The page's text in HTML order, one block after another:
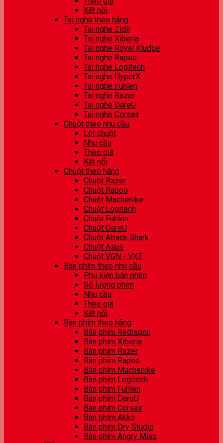
Kết nối
Tai nghe theo hãng
Tai nghe Zidli
Tai nghe Xiberia
Tai nghe Royal Kludge
Tai nghe Rapoo
Tai nghe Logitech
Tai nghe HyperX
Tai nghe Fuhlen
Tai nghe Razer
Tai nghe DareU
Tai nghe Corsair
Chuột theo nhu cầu
Lót chuột
Nhu cầu
Theo giá
Kết nối
Chuột theo hãng
Chuột Razer
Chuột Rapoo
Chuột Machenike
Chuột Logitech
Chuột Fuhlen
Chuột DareU
Chuột Attack Shark
Chuột Asus
Chuột VGN - VXE
Bàn phím theo nhu cầu
Phụ kiện bàn phím
Số lượng phím
Nhu cầu
Theo giá
Kết nối
Bàn phím theo hãng
Bàn phím Redragon
Bàn phím Xiberia
Bàn phím Razer
Bàn phím Rapoo
Bàn phím Machenike
Bàn phím Logitech
Bàn phím Fuhlen
Bàn phím DareU
Bàn phím Corsair
Bàn phím Akko
Bàn phím Dry Studio
Bàn phím Angry Miao